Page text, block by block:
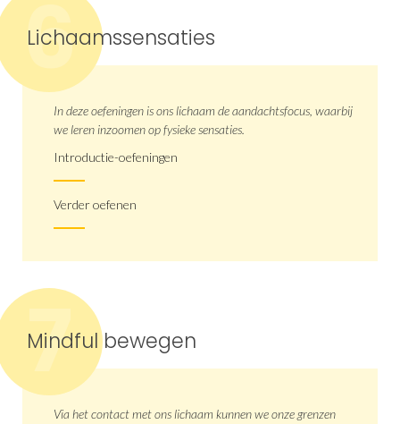
6
Lichaamssensaties
In deze oefeningen is ons lichaam de aandachtsfocus, waarbij
we leren inzoomen op fysieke sensaties.
Introductie-oefeningen
Verder oefenen
7
Mindful bewegen
Via het contact met ons lichaam kunnen we onze grenzen